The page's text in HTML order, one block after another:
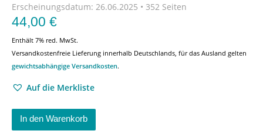
Erscheinungsdatum: 26.06.2025 • 352 Seiten
44,00 €
Enthält 7% red. MwSt.
Versandkostenfreie Lieferung innerhalb Deutschlands, für das Ausland gelten
gewichtsabhängige Versandkosten.
Auf die Merkliste
In den Warenkorb